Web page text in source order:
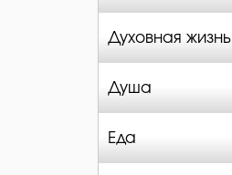
Духовная жизнь
Душа
Еда